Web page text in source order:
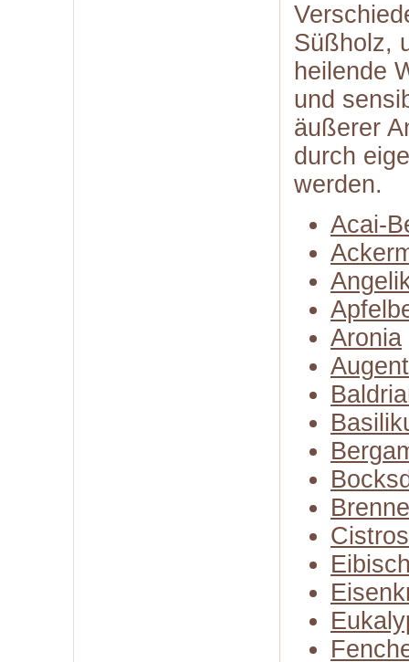
Süßholz,
heilende
und
äußerer
durch
werden.
Acai-
Aronia